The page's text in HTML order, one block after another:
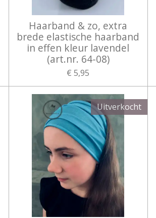
Haarband & zo, extra
brede elastische haarband
in effen kleur lavendel
(art.nr. 64-08)
€ 5,95
Uitverkocht